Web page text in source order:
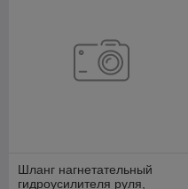
Шланг нагнетательный
гидроусилителя руля,